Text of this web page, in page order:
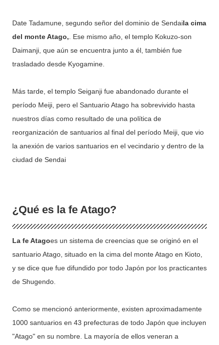
Date Tadamune, segundo señor del dominio de Sendaila cima
del monte Atago, . Ese mismo año, el templo Kokuzo-son
Daimanji, que aún se encuentra junto a él, también fue
trasladado desde Kyogamine.
Más tarde, el templo Seiganji fue abandonado durante el
período Meiji, pero el Santuario Atago ha sobrevivido hasta
nuestros días como resultado de una política de
reorganización de santuarios al final del período Meiji, que vio
la anexión de varios santuarios en el vecindario y dentro de la
ciudad de Sendai
¿Qué es la fe Atago?
La fe Atagoes un sistema de creencias que se originó en el
santuario Atago, situado en la cima del monte Atago en Kioto,
y se dice que fue difundido por todo Japón por los practicantes
de Shugendo.
Como se mencionó anteriormente, existen aproximadamente
1000 santuarios en 43 prefecturas de todo Japón que incluyen
"Atago" en su nombre. La mayoría de ellos veneran a